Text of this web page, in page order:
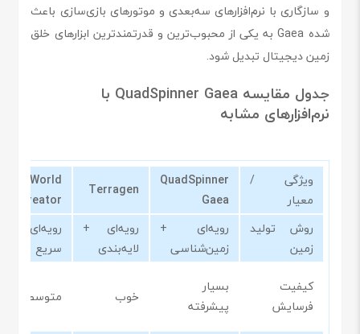
و سازگاری با نرم‌افزارهای سه‌بعدی و موتورهای بازی‌سازی باعث
شده Gaea به یکی از محبوب‌ترین و قدرتمندترین ابزارهای خلق
زمین دیجیتال تبدیل شود.
جدول مقایسه QuadSpinner Gaea با
نرم‌افزارهای مشابه
ویژگی‌ /
معیار
QuadSpinner
Gaea
Terragen
World
Creator
روش تولید
زمین
رویه‌ای +
زمین‌شناسی
رویه‌ای +
لایه‌بندی
رویه‌ای
سریع
کیفیت
فرسایش
بسیار
پیشرفته
خوب متوسط